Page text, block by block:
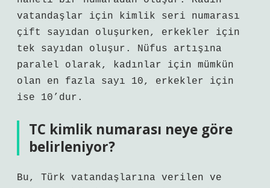
vatandaşlar için kimlik seri numarası
çift sayıdan oluşurken, erkekler için
tek sayıdan oluşur. Nüfus artışına
paralel olarak, kadınlar için mümkün
olan en fazla sayı 10, erkekler için
ise 10’dur.
TC kimlik numarası neye göre
belirleniyor?
Bu, Türk vatandaşlarına verilen ve